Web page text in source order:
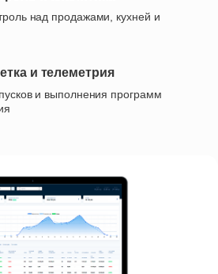
над продажами, кухней и
и телеметрия
и выполнения программ